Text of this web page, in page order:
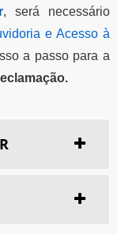
, será necessário
e Acesso à
a passo para a